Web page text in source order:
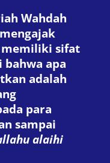
Wahdah
sifat
apa
adalah
para
sampai
alaihi